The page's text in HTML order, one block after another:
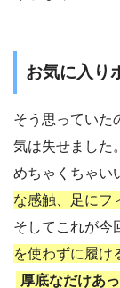
お気に入り
そう思っていた
気は失せました。
めちゃくちゃい
な感触、足にフ
そしてこれが今
を使わずに履け
厚底なだけあ